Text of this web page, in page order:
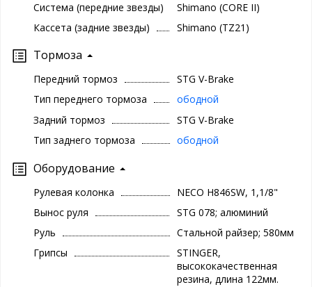
Система (передние звезды)
Shimano (CORE II)
Кассета (задние звезды)
Shimano (TZ21)
Тормоза
Передний тормоз
STG V-Brake
Тип переднего тормоза
ободной
Задний тормоз
STG V-Brake
Тип заднего тормоза
ободной
Оборудование
Рулевая колонка
NECO H846SW, 1,1/8"
Вынос руля
STG 078; алюминий
Руль
Стальной райзер; 580мм
Грипсы
STINGER,
высококачественная
резина, длина 122мм.